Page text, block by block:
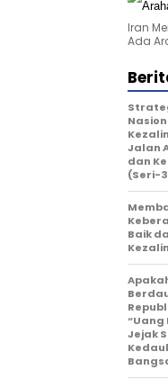
Iran
Ada
Jalan
dan
(Seri-
Baik
“Uang
Jejak